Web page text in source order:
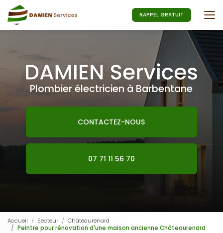
au
contenu
principal
RAPPEL GRATUIT
Plombier électricien à Barbentane
CONTACTEZ-NOUS
07 71 11 56 70
Accueil Secteur
Châteaurenard
Peintre pour rénovation d'une maison ancienne Châteaurenard